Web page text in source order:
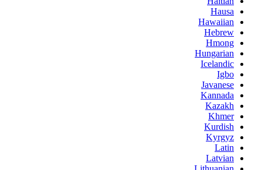
Hausa
Hawaiian
Hebrew
Hmong
Hungarian
Icelandic
Igbo
Javanese
Kannada
Kazakh
Khmer
Kurdish
Kyrgyz
Latin
Latvian